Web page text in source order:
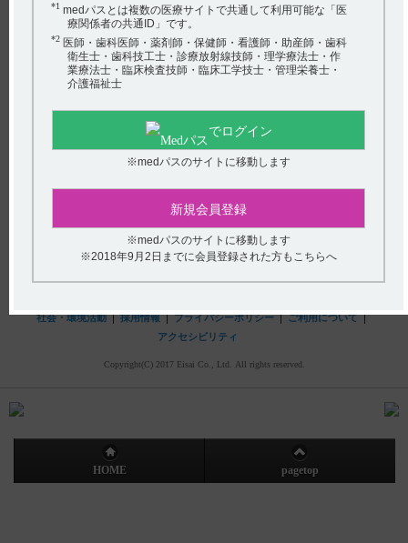
【サイレース・注射】 禁忌とその設定理由について教え
てください。
【ジプロフィリン】 腎機能障害の患者に関する注意事項
アンケート:ご意見をお聞かせください
(選択してください)
*1 medパスとは複数の医療サイトで共通して利用可能な「医
療関係者の共通ID」です。
*2 医師・歯科医師・薬剤師・保健師・看護師・助産師・歯科
衛生士・歯科技工士・診療放射線技師・理学療法士・作
業療法士・臨床検査技師・臨床工学技士・管理栄養士・
介護福祉士
でログイン
※medパスのサイトに移動します
新規会員登録
※medパスのサイトに移動します
※2018年9月2日までに会員登録された方もこちらへ
hhcホットライン
インターネットでのお問い合わせ
社会・環境活動
採用情報 プライバシーポリシー
ご利用について
アクセシビリティ
Copyright(C) 2017 Eisai Co., Ltd. All rights reserved.
HOME pagetop